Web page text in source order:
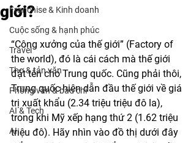
Franchise & Kinh doanh
Cuộc sống & hạnh phúc
Travel
Thơ & tản văn
Phỏng vấn & báo chí
AI & Tech
AI
giới?
“Công xưởng của thế giới” (Factory of
the world), đó là cái cách mà thế giới
đặt tên cho Trung quốc. Cũng phải thôi,
Trung quốc hiện dẫn đầu thế giới về giá
trị xuất khẩu (2.34 triệu triệu đô la),
trong khi Mỹ xếp hạng thứ 2 (1.62 triệu
triệu đô). Hãy nhìn vào đồ thị dưới đây